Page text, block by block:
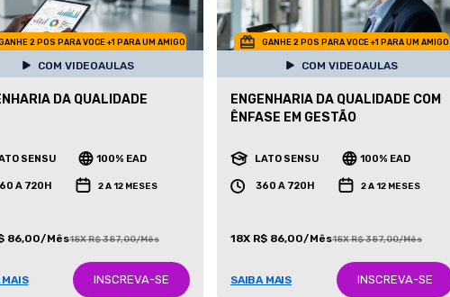
2 POS PARA VOCE +1 PARA UM AMIGO
COM VIDEOAULAS
DA QUALIDADE
SENSU 100% EAD
A 720H 2 A 12 MESES
86,00/Mês18X R$ 387,00/Mês
MAIS INSCREVA-SE
GANHE 2 POS PARA VOCE +1 PARA UM AMIGO
COM VIDEOAULAS
ENGENHARIA DA QUALIDADE COM
ÊNFASE EM GESTÃO
LATO SENSU 100% EAD
360 A 720H 2 A 12 MESES
18X R$ 86,00/Mês18X R$ 387,00/Mês
SAIBA MAIS INSCREVA-SE